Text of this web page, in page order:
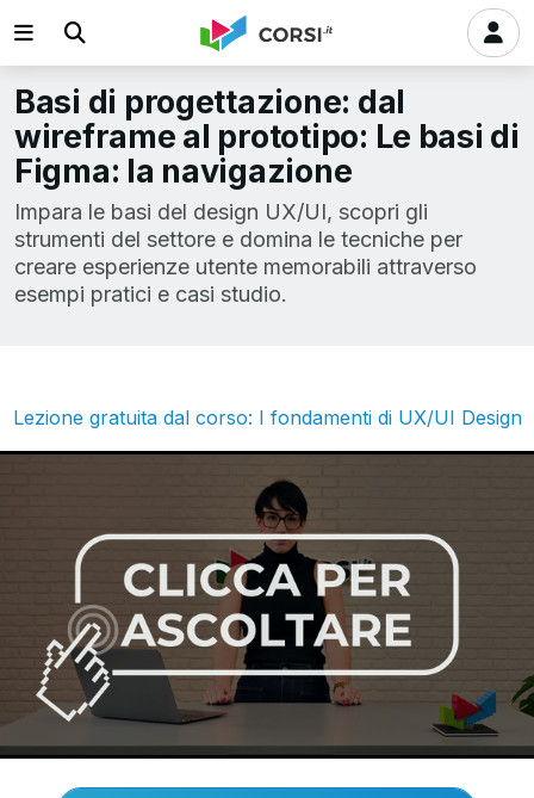
Basi di progettazione: dal
wireframe al prototipo: Le basi di
Figma: la navigazione
Impara le basi del design UX/UI, scopri gli
strumenti del settore e domina le tecniche per
creare esperienze utente memorabili attraverso
esempi pratici e casi studio.
Lezione gratuita dal corso: I fondamenti di UX/UI Design